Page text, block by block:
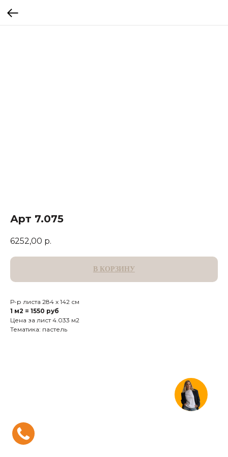
Арт 7.075
6252,00 р.
В КОРЗИНУ
Р-р листа 284 х 142 см
1 м2 = 1550 руб
Цена за лист 4.033 м2
Тематика: пастель